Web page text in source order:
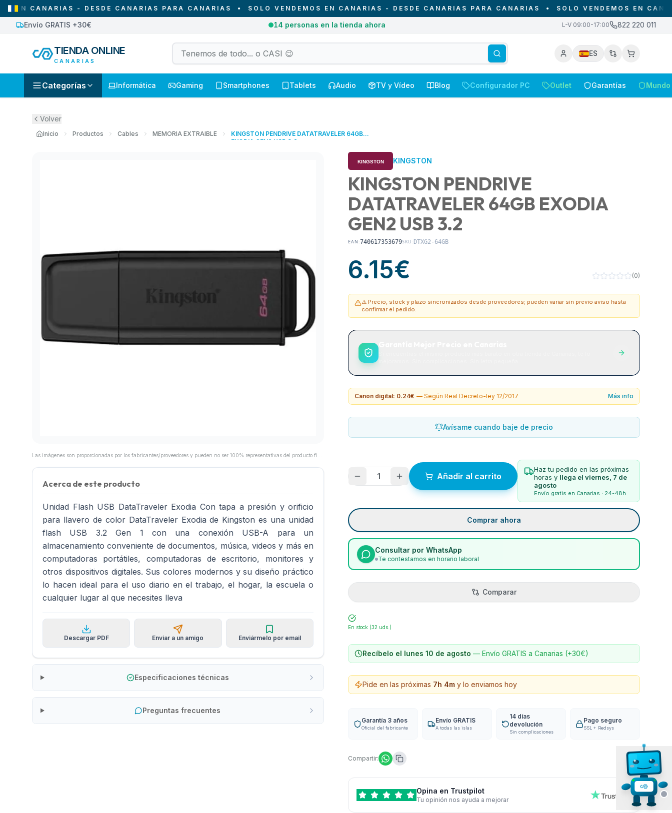
CANARIAS - DESDE CANARIAS PARA CANARIAS•SOLO VENDEMOS EN CANARIAS - DESDE CANARIAS PARA CANARIAS•SOLO VENDEMOS EN CANARIAS
Envío GRATIS +30€ pedidos entregados hoy en Canarias L-V 09:00-17:00 822 220 011
TIENDA ONLINE
CANARIAS
ES
Categorías Informática Gaming Smartphones Tablets Audio TV y Vídeo Blog Configurador PC Outlet Garantías
Volver
Inicio Productos Cables MEMORIA EXTRAIBLE
KINGSTON PENDRIVE DATATRAVELER 64GB
EXODIA GEN2 USB 3.2
Acerca de este producto
Unidad Flash USB DataTraveler Exodia Con tapa a presión y orificio
para llavero de color DataTraveler Exodia de Kingston es una unidad
flash USB 3.2 Gen 1 con una conexión USB-A para un
almacenamiento conveniente de documentos, música, videos y más en
computadoras portátiles, computadoras de escritorio, monitores y
otros dispositivos digitales. Sus colores modernos y su diseño práctico
lo hacen ideal para el uso diario en el trabajo, el hogar, la escuela o
cualquier lugar al que necesites lleva
Descargar PDF Enviar a un amigo Enviármelo por email
Especificaciones técnicas
Preguntas frecuentes
KINGSTON
KINGSTON PENDRIVE
DATATRAVELER 64GB EXODIA
GEN2 USB 3.2
EAN:740617353679SKU: DTXG2-64GB
6.15€ (0)
⚠️ Precio, stock y plazo sincronizados desde proveedores; pueden variar sin previo aviso hasta
confirmar el pedido.
Canon digital: 0.24€ — Según Real Decreto-ley 12/2017 Más info
Avísame cuando baje de precio
1 Añadir al carrito
Haz tu pedido en las próximas
horas y llega el viernes, 7 de
agosto
Envío gratis en Canarias · 24-48h
Comprar ahora
Consultar por WhatsApp
Te contestamos en horario laboral
Comparar
En stock (32 uds.)
Recíbelo el lunes 10 de agosto — Envío GRATIS a Canarias (+30€)
Pide en las próximas 7h 4m y lo enviamos hoy
Garantía 3 años
Oficial del fabricante
Envío GRATIS
A todas las islas
14 días
devolución
Sin complicaciones
Pago seguro
SSL + Redsys
Compartir:
Opina en Trustpilot
Tu opinión nos ayuda a mejorar